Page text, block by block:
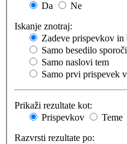
Da
Ne
Iskanje znotraj:
Zadeve prispevkov in
Samo besedilo
Samo naslovi tem
Samo prvi prispevek
Prikaži rezultate kot:
Prispevkov
Teme
Razvrsti rezultate po: